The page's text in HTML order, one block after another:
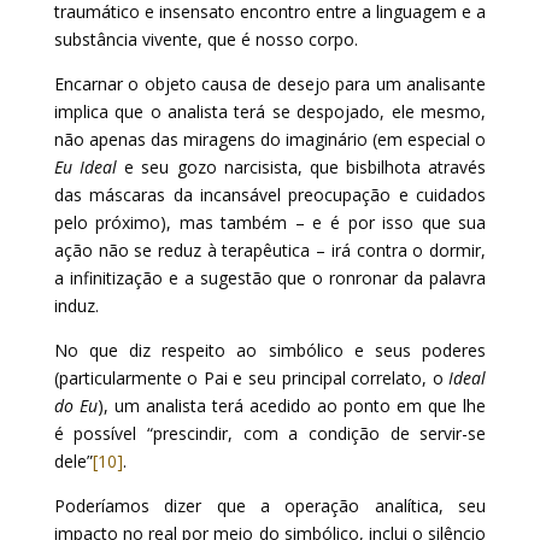
traumático e insensato encontro entre a linguagem e a
substância vivente, que é nosso corpo.
Encarnar o objeto causa de desejo para um analisante
implica que o analista terá se despojado, ele mesmo,
não apenas das miragens do imaginário (em especial o
Eu Ideale seu gozo narcisista, que bisbilhota através
das máscaras da incansável preocupação e cuidados
pelo próximo), mas também – e é por isso que sua
ação não se reduz à terapêutica – irá contra o dormir,
a infinitização e a sugestão que o ronronar da palavra
induz.
No que diz respeito ao simbólico e seus poderes
(particularmente o Pai e seu principal correlato, oIdeal
do Eu), um analista terá acedido ao ponto em que lhe
é possível “prescindir, com a condição de servir-se
dele”[10].
Poderíamos dizer que a operação analítica, seu
impacto no real por meio do simbólico, inclui o silêncio